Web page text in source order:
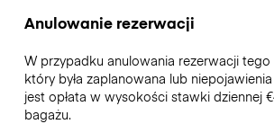
Anulowanie rezerwacji
W przypadku anulowania rezerwacji tego
który była zaplanowana lub
jest opłata w wysokości stawki dziennej
bagażu.